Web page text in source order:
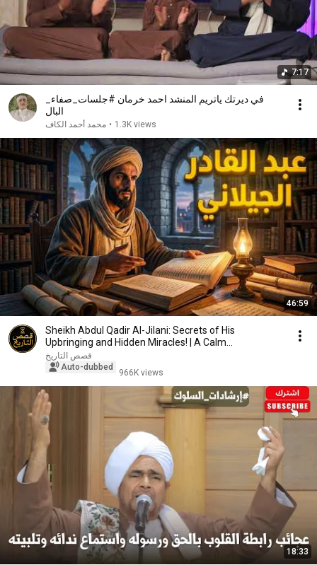
7:17
في ديرتك ياتريم المنشد احمد خرمان #جلسات_صفاء_
البال
محمد أحمد الكاف • 1.3K views
46:59
Sheikh Abdul Qadir Al-Jilani: Secrets of His
Upbringing and Hidden Miracles! | A Calm
Documentary...
قصص التاريخ
Auto-dubbed
966K views
18:33